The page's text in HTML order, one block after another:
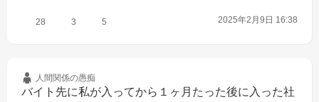
28 3 5 2025年2月9日 16:38
人間関係の愚痴
バイト先に私が入ってから１ヶ月たった後に入った社